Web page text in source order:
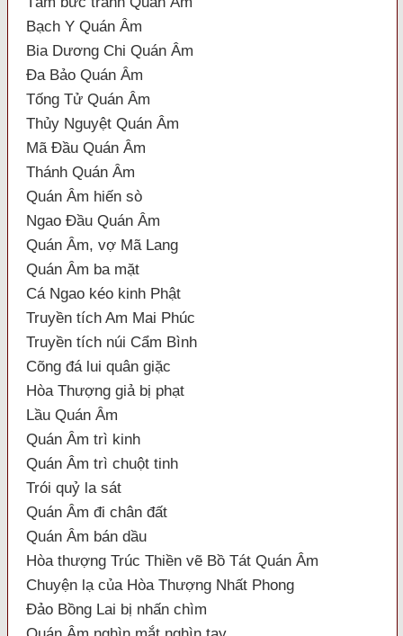
Bạch Y Quán Âm
Bia Dương Chi Quán Âm
Đa Bảo Quán Âm
Tống Tử Quán Âm
Thủy Nguyệt Quán Âm
Mã Đầu Quán Âm
Thánh Quán Âm
Quán Âm hiến sò
Ngao Đầu Quán Âm
Quán Âm, vợ Mã Lang
Quán Âm ba mặt
Cá Ngao kéo kinh Phật
Truyền tích Am Mai Phúc
Truyền tích núi Cẩm Bình
Cõng đá lui quân giặc
Hòa Thượng giả bị phạt
Lầu Quán Âm
Quán Âm trì kinh
Quán Âm trì chuột tinh
Trói quỷ la sát
Quán Âm đi chân đất
Quán Âm bán dầu
Hòa thượng Trúc Thiền vẽ Bồ Tát Quán Âm
Chuyện lạ của Hòa Thượng Nhất Phong
Đảo Bồng Lai bị nhấn chìm